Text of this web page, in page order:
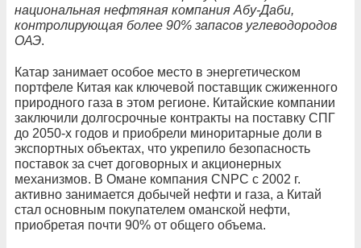
национальная нефтяная компания Абу-­Даби,
контролирующая более 90% запасов углеводородов
ОАЭ.
Катар занимает особое место в энергетическом
портфеле Китая как ключевой поставщик сжиженного
природного газа в этом регионе. Китайские компании
заключили долгосрочные контракты на поставку СПГ
до 2050‑х годов и приобрели миноритарные доли в
экспортных объектах, что укрепило безопасность
поставок за счет договорных и акционерных
механизмов. В Омане компания CNPC с 2002 г.
активно занимается добычей нефти и газа, а Китай
стал основным покупателем оманской нефти,
приобретая почти 90% от общего объема.